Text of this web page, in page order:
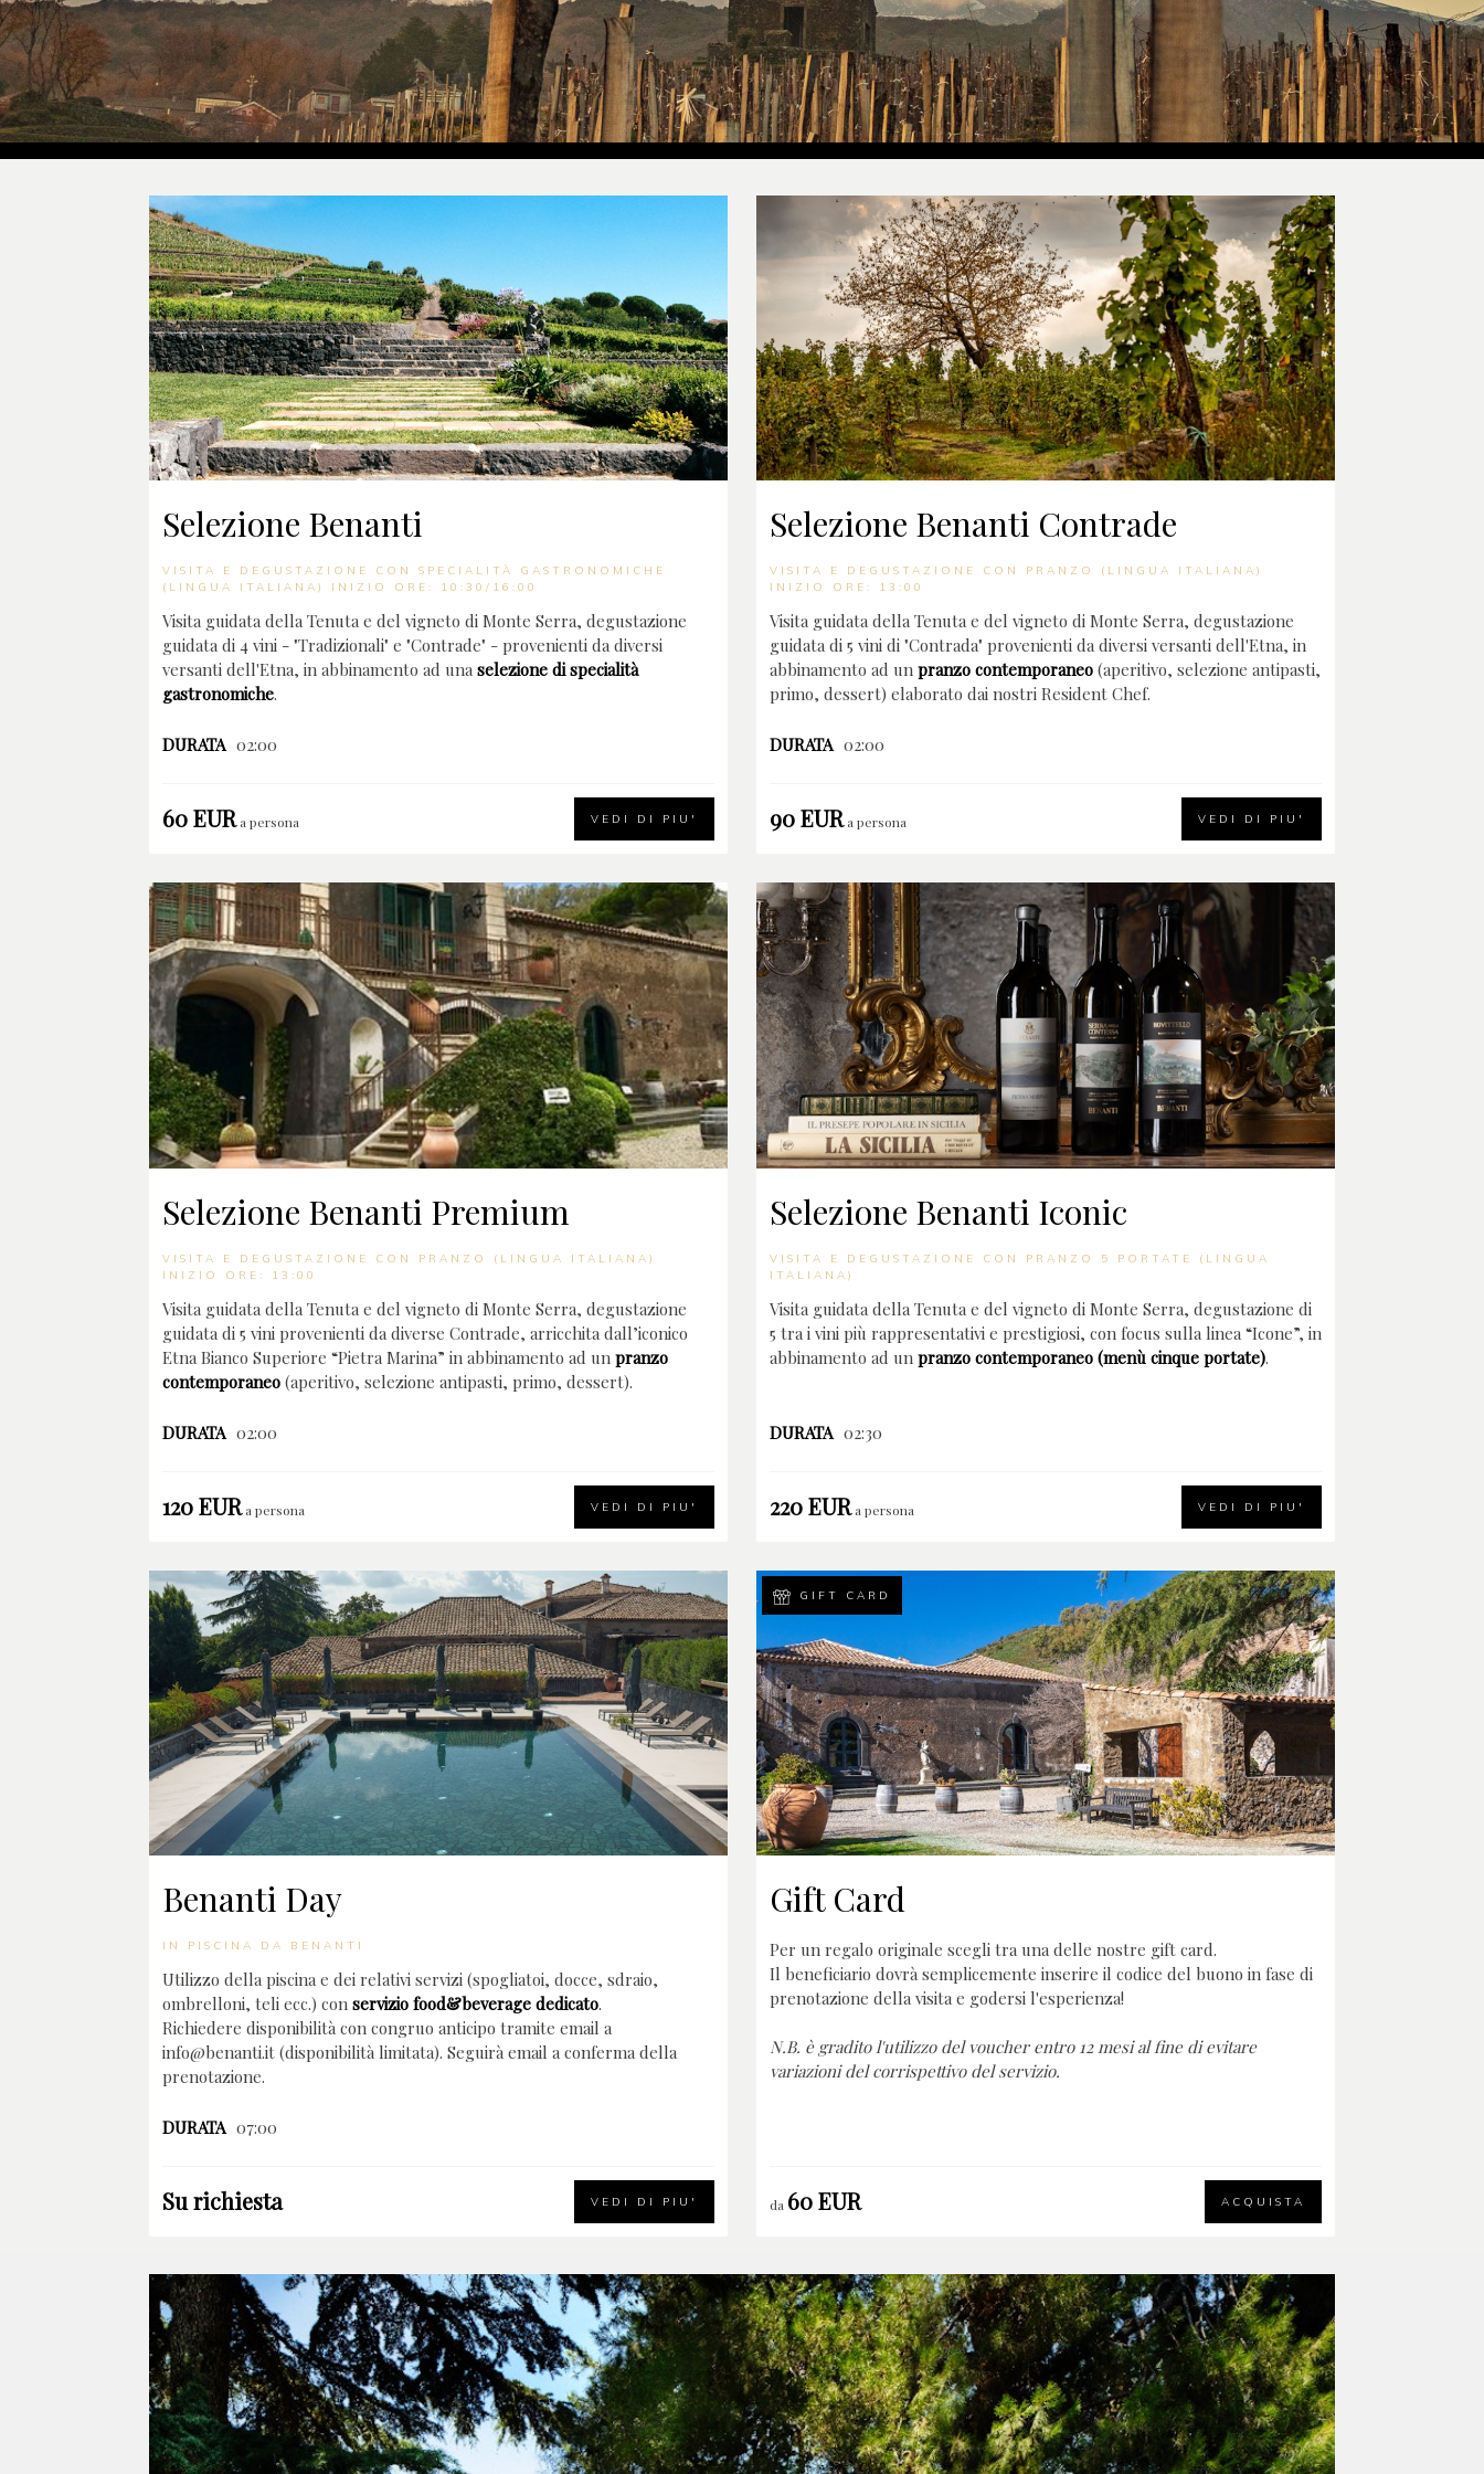
Selezione Benanti
VISITA E DEGUSTAZIONE CON SPECIALITÀ GASTRONOMICHE
(LINGUA ITALIANA) INIZIO ORE: 10:30/16:00
Visita guidata della Tenuta e del vigneto di Monte Serra, degustazione
guidata di 4 vini - "Tradizionali" e "Contrade" - provenienti da diversi
versanti dell'Etna, in abbinamento ad unaselezione di specialità
gastronomiche.
DURATA 02:00
60 EURa persona VEDI DI PIU'
Selezione Benanti Contrade
VISITA E DEGUSTAZIONE CON PRANZO (LINGUA ITALIANA)
INIZIO ORE: 13:00
Visita guidata della Tenuta e del vigneto di Monte Serra, degustazione
guidata di 5 vini di "Contrada" provenienti da diversi versanti dell'Etna, in
abbinamento ad un pranzo contemporaneo (aperitivo, selezione antipasti,
primo, dessert) elaborato dai nostri Resident Chef.
DURATA 02:00
90 EURa persona VEDI DI PIU'
Selezione Benanti Premium
VISITA E DEGUSTAZIONE CON PRANZO (LINGUA ITALIANA)
INIZIO ORE: 13:00
Visita guidata della Tenuta e del vigneto di Monte Serra, degustazione
guidata di 5 vini provenienti da diverse Contrade, arricchita dall’iconico
Etna Bianco Superiore “Pietra Marina” in abbinamento ad un pranzo
contemporaneo (aperitivo, selezione antipasti, primo, dessert).
DURATA 02:00
120 EURa persona VEDI DI PIU'
Selezione Benanti Iconic
VISITA E DEGUSTAZIONE CON PRANZO 5 PORTATE (LINGUA
ITALIANA)
Visita guidata della Tenuta e del vigneto di Monte Serra, degustazione di
5 tra i vini più rappresentativi e prestigiosi, con focus sulla linea “Icone”, in
abbinamento ad un pranzo contemporaneo (menù cinque portate).
DURATA 02:30
220 EURa persona VEDI DI PIU'
Benanti Day
IN PISCINA DA BENANTI
Utilizzo della piscina e dei relativi servizi (spogliatoi, docce, sdraio,
ombrelloni, teli ecc.) con servizio food&beverage dedicato.
Richiedere disponibilità con congruo anticipo tramite email a
info@benanti.it (disponibilità limitata). Seguirà email a conferma della
prenotazione.
DURATA 07:00
Su richiesta VEDI DI PIU'
GIFT CARD
Gift Card
Per un regalo originale scegli tra una delle nostre gift card.
Il beneficiario dovrà semplicemente inserire il codice del buono in fase di
prenotazione della visita e godersi l'esperienza!
N.B. è gradito l'utilizzo del voucher entro 12 mesi al fine di evitare
variazioni del corrispettivo del servizio.
da 60 EUR ACQUISTA